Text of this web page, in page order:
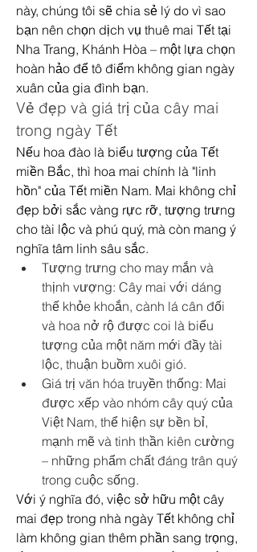
này, chúng tôi sẽ chia sẻ lý do vì sao
bạn nên chọn dịch vụ thuê mai Tết tại
Nha Trang, Khánh Hòa – một lựa chọn
hoàn hảo để tô điểm không gian ngày
xuân của gia đình bạn.
Vẻ đẹp và giá trị của cây mai
trong ngày Tết
Nếu hoa đào là biểu tượng của Tết
miền Bắc, thì hoa mai chính là "linh
hồn" của Tết miền Nam. Mai không chỉ
đẹp bởi sắc vàng rực rỡ, tượng trưng
cho tài lộc và phú quý, mà còn mang ý
nghĩa tâm linh sâu sắc.
Tượng trưng cho may mắn và
thịnh vượng: Cây mai với dáng
thế khỏe khoắn, cành lá cân đối
và hoa nở rộ được coi là biểu
tượng của một năm mới đầy tài
lộc, thuận buồm xuôi gió.
Giá trị văn hóa truyền thống: Mai
được xếp vào nhóm cây quý của
Việt Nam, thể hiện sự bền bỉ,
mạnh mẽ và tinh thần kiên cường
– những phẩm chất đáng trân quý
trong cuộc sống.
Với ý nghĩa đó, việc sở hữu một cây
mai đẹp trong nhà ngày Tết không chỉ
làm không gian thêm phần sang trọng,